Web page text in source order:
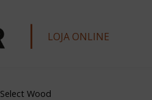
| LOJA ONLINE
Select Wood